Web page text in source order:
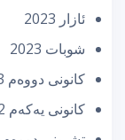
ئازار 2023
شوبات 2023
كانونی دووه‌م 2023
كانونی یه‌كه‌م 2022